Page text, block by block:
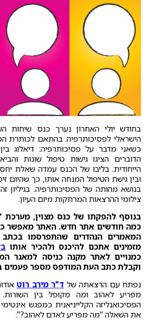
בחודש יולי האחרון נערך כנס
הישראלי לפסיכותרפיה. בהתאם לכותרת
כשאני מדבר על פסיכותרפיה: דיאלוג
הדוברים הציגו גישות טיפול שונות
הייחודית. בליבו של הכנס עמדה שאלת
ובין גישת הטיפול המנחה אותו, כך שהיום
בנושא מהותה של הפסיכותרפיה. בגיליון
צילומי ההרצאות המרתקות מיום העיון.
בנוסף להפקתו של כנס מצוין, מערכת
כמה חודשים אתר חדש. האתר מאפשר
המאמרים הנהדרים שהתפרסמו
מזמינים אתכם להיכנס ולהכיר אותו
כמנויים לאתר מקנה כניסה למאגר
וקבלת כתב העת המודפס מספר פעמים
נפתח עם הרצאתה של ד"ר מירב רוט
מפריע לאהוב ומה מקופל בין
הפסיכואנליזה הקלייניאנית כמפגש
את השאלה "מה מפריע לאדם לאהוב?".